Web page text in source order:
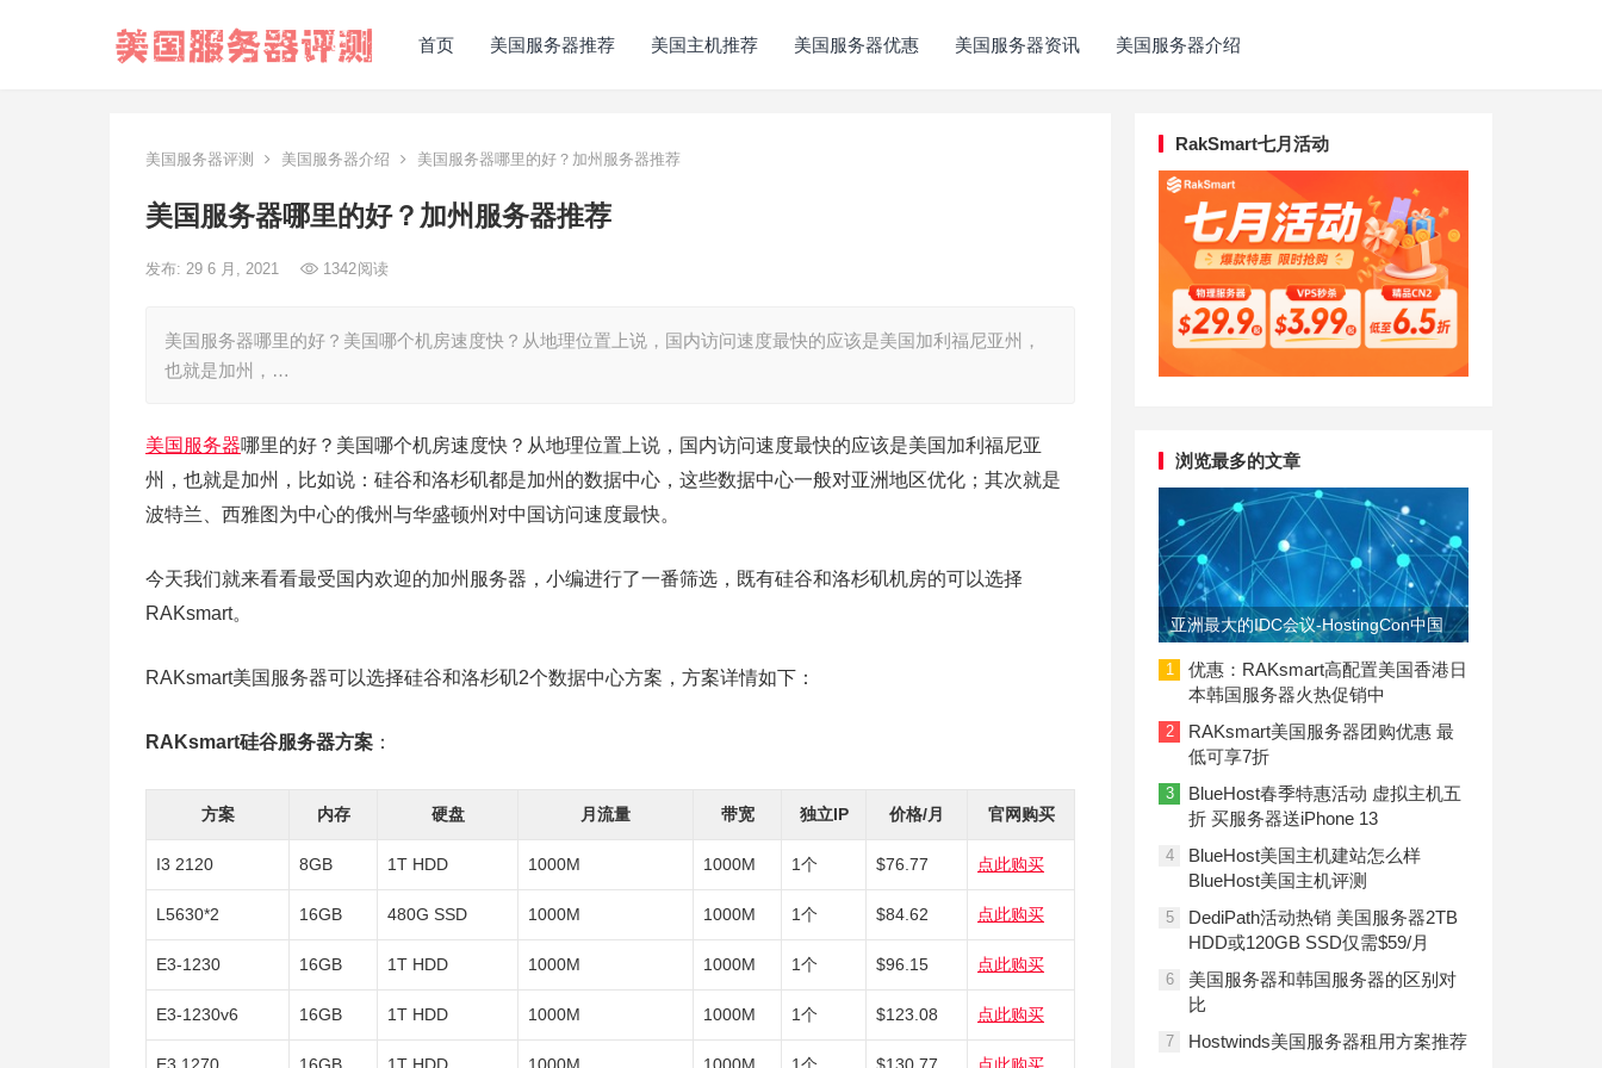
首页 美国服务器推荐 美国主机推荐 美国服务器优惠 美国服务器资讯 美国服务器介绍
美国服务器评测 美国服务器介绍 美国服务器哪里的好？加州服务器推荐
美国服务器哪里的好？加州服务器推荐
发布: 29 6 月, 2021 1342阅读
美国服务器哪里的好？美国哪个机房速度快？从地理位置上说，国内访问速度最快的应该是美国加利福尼亚州，
也就是加州，…
美国服务器哪里的好？美国哪个机房速度快？从地理位置上说，国内访问速度最快的应该是美国加利福尼亚
州，也就是加州，比如说：硅谷和洛杉矶都是加州的数据中心，这些数据中心一般对亚洲地区优化；其次就是
波特兰、西雅图为中心的俄州与华盛顿州对中国访问速度最快。
今天我们就来看看最受国内欢迎的加州服务器，小编进行了一番筛选，既有硅谷和洛杉矶机房的可以选择
RAKsmart。
RAKsmart美国服务器可以选择硅谷和洛杉矶2个数据中心方案，方案详情如下：
RAKsmart硅谷服务器方案 ：
方案 内存 硬盘 月流量 带宽 独立IP 价格/月 官网购买
I3 2120 8GB 1T HDD 1000M 1000M 1个 $76.77 点此购买
L5630*2 16GB 480G SSD 1000M 1000M 1个 $84.62 点此购买
E3-1230 16GB 1T HDD 1000M 1000M 1个 $96.15 点此购买
E3-1230v6 16GB 1T HDD 1000M 1000M 1个 $123.08 点此购买
RakSmart七月活动
浏览最多的文章
亚洲最大的IDC会议-HostingCon中国
即将召开
1
优惠：RAKsmart高配置美国香港日
本韩国服务器火热促销中
2
RAKsmart美国服务器团购优惠 最
低可享7折
3
BlueHost春季特惠活动 虚拟主机五
折 买服务器送iPhone 13
4
BlueHost美国主机建站怎么样
BlueHost美国主机评测
5
DediPath活动热销 美国服务器2TB
HDD或120GB SSD仅需$59/月
6
美国服务器和韩国服务器的区别对
比
7 Hostwinds美国服务器租用方案推荐